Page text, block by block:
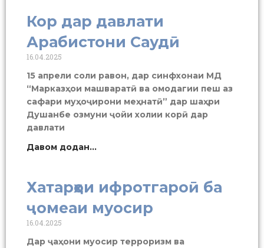
Кор дар давлати
Арабистони Саудӣ
16.04.2025
15 апрели соли равон, дар синфхонаи МД
“Марказҳои машваратӣ ва омодагии пеш аз
сафари муҳоҷирони меҳнатӣ” дар шаҳри
Душанбе озмуни ҷойи холии корӣ дар
давлати
Давом додан...
Хатарҳои ифротгароӣ ба
ҷомеаи муосир
16.04.2025
Дар ҷаҳони муосир терроризм ва